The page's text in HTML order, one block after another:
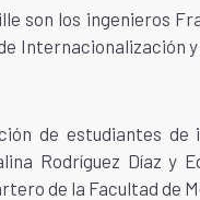
son los ingenieros
Internacionalización
de estudiantes
Rodríguez Díaz y
de la Facultad de